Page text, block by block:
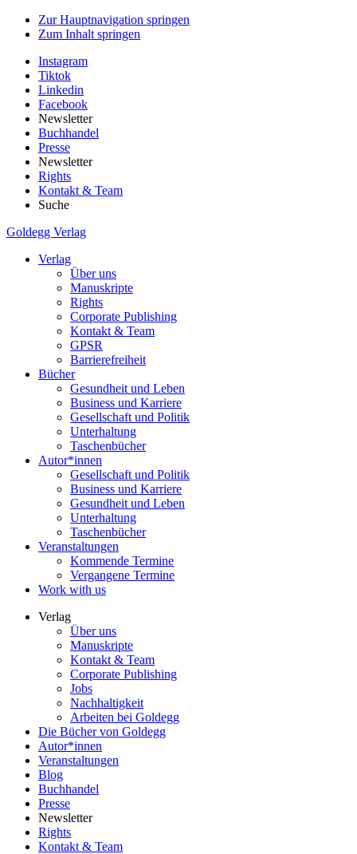
Zur Hauptnavigation springen
Zum Inhalt springen
Instagram
Tiktok
Linkedin
Facebook
Newsletter
Buchhandel
Presse
Newsletter
Rights
Kontakt & Team
Suche
Goldegg Verlag
Verlag
Über uns
Manuskripte
Rights
Corporate Publishing
Kontakt & Team
GPSR
Barrierefreiheit
Bücher
Gesundheit und Leben
Business und Karriere
Gesellschaft und Politik
Unterhaltung
Taschenbücher
Autor*innen
Gesellschaft und Politik
Business und Karriere
Gesundheit und Leben
Unterhaltung
Taschenbücher
Veranstaltungen
Kommende Termine
Vergangene Termine
Work with us
Verlag
Über uns
Manuskripte
Kontakt & Team
Corporate Publishing
Jobs
Nachhaltigkeit
Arbeiten bei Goldegg
Die Bücher von Goldegg
Autor*innen
Veranstaltungen
Blog
Buchhandel
Presse
Newsletter
Rights
Kontakt & Team